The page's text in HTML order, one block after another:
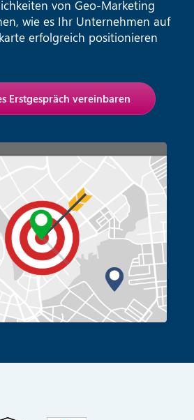
von Geo-Marketing
wie es Ihr Unternehmen auf
erfolgreich positionieren
Erstgespräch vereinbaren